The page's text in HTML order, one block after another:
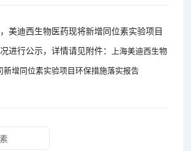
美迪西生物医药现将新增同位素实验项目
进行公示，详情请见附件：
上海美迪西生物
新增同位素实验项目环保措施落实报告